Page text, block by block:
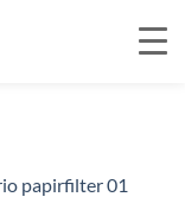
papirfilter 01